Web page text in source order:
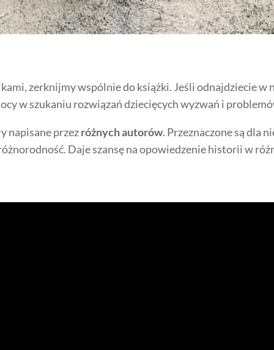
zerknijmy wspólnie do książki. Jeśli odnajdziecie w
w szukaniu rozwiązań dziecięcych wyzwań i
napisane przezróżnych autorów. Przeznaczone są dla
Daje szansę na opowiedzenie historii w